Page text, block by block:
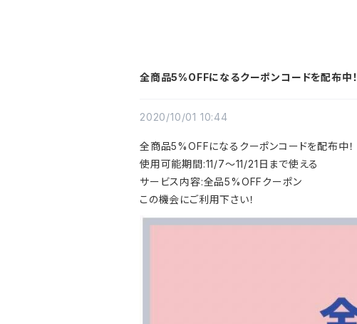
全商品5%OFFになるクーポンコードを配布中！
2020/10/01 10:44
全商品5%OFFになるクーポンコードを配布中！
使用可能期間:11/7～11/21日まで使える
サービス内容:全品5%OFFクーポン
この機会にご利用下さい！